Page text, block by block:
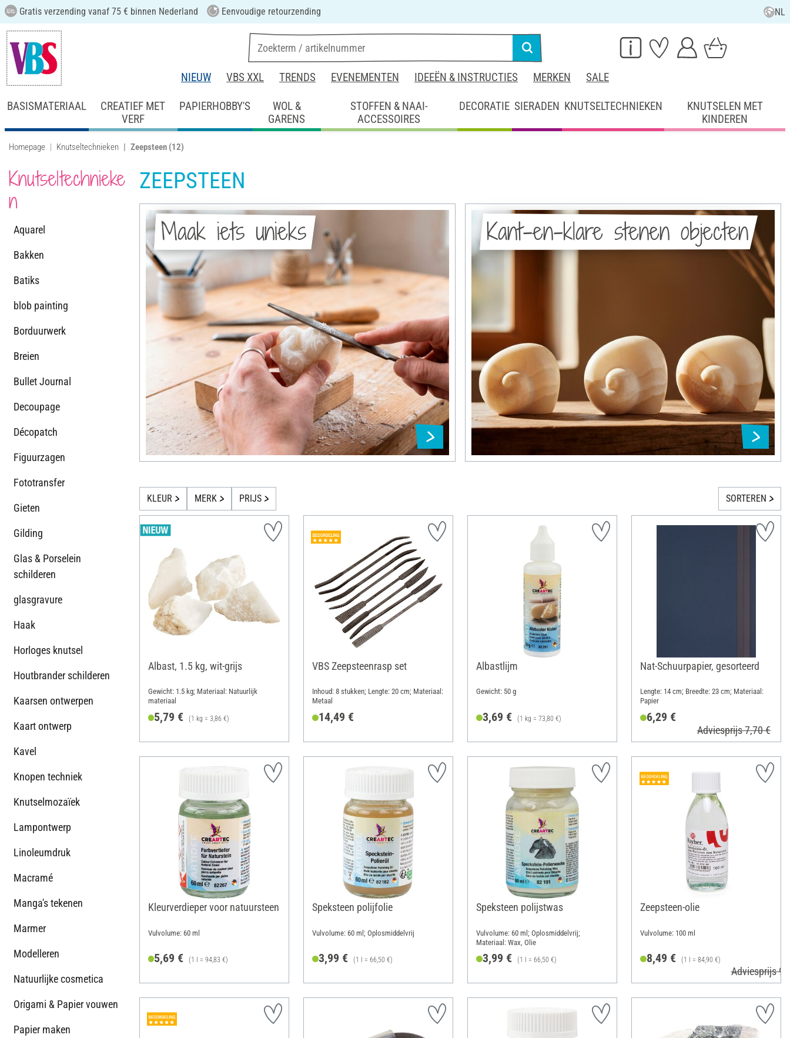
Gratis verzending vanaf 75 € binnen Nederland Eenvoudige retourzending NL
NIEUW VBS XXL TRENDS EVENEMENTEN IDEEËN & INSTRUCTIES MERKEN SALE
BASISMATERIAAL
CREATIEF MET
VERF
PAPIERHOBBY'S
WOL &
GARENS
STOFFEN & NAAI-
ACCESSOIRES
DECORATIE SIERADEN KNUTSELTECHNIEKEN
KNUTSELEN MET
KINDEREN
Homepage Knutseltechnieken Zeepsteen (12)
Knutseltechnieke
n
Aquarel
Bakken
Batiks
blob painting
Borduurwerk
Breien
Bullet Journal
Decoupage
Décopatch
Figuurzagen
Fototransfer
Gieten
Gilding
Glas & Porselein
schilderen
glasgravure
Haak
Horloges knutsel
Houtbrander schilderen
Kaarsen ontwerpen
Kaart ontwerp
Kavel
Knopen techniek
Knutselmozaïek
Lampontwerp
Linoleumdruk
Macramé
Manga's tekenen
Marmer
Modelleren
Natuurlijke cosmetica
Origami & Papier vouwen
Papier maken
ZEEPSTEEN
Maak iets unieks Kant-en-klare stenen objecten
KLEUR MERK PRIJS SORTEREN
Albast, 1.5 kg, wit-grijs
Gewicht: 1.5 kg; Materiaal: Natuurlijk
materiaal
5,79 € (1 kg = 3,86 €)
VBS Zeepsteenrasp set
Inhoud: 8 stukken; Lengte: 20 cm; Materiaal:
Metaal
14,49 €
Albastlijm
Gewicht: 50 g
3,69 € (1 kg = 73,80 €)
Nat-Schuurpapier, gesorteerd
Lengte: 14 cm; Breedte: 23 cm; Materiaal:
Papier
6,29 €
Adviesprijs 7,70 €
Kleurverdieper voor natuursteen
Vulvolume: 60 ml
5,69 € (1 l = 94,83 €)
Speksteen polijfolie
Vulvolume: 60 ml; Oplosmiddelvrij
3,99 € (1 l = 66,50 €)
Speksteen polijstwas
Vulvolume: 60 ml; Oplosmiddelvrij;
Materiaal: Wax, Olie
3,99 € (1 l = 66,50 €)
Zeepsteen-olie
Vulvolume: 100 ml
8,49 € (1 l = 84,90 €)
Adviesprijs